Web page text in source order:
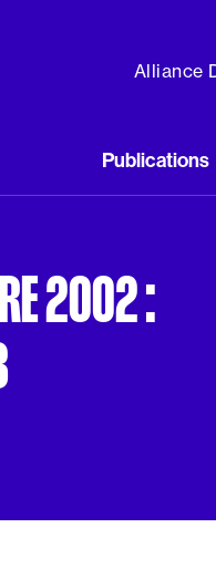
Alliance
Publications
2002 :